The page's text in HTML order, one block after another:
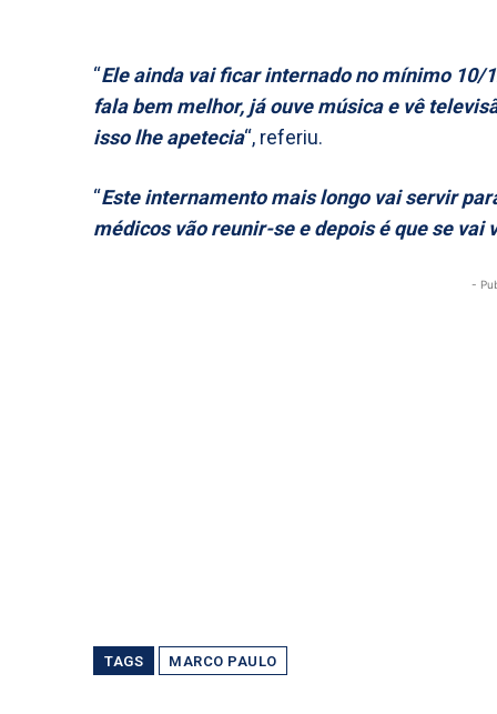
“Ele ainda vai ficar internado no mínimo 10/
fala bem melhor, já ouve música e vê
isso lhe apetecia“, referiu.
“Este internamento mais longo vai servir
médicos vão reunir-se e depois é que se vai
-
TAGS MARCO PAULO